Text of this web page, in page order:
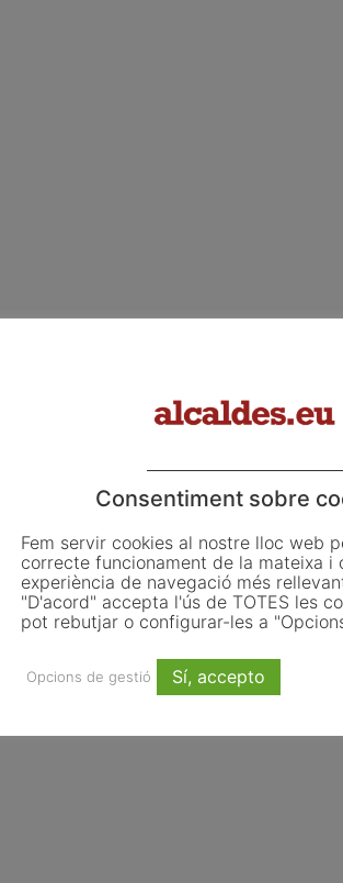
Consentiment sobre
Fem servir cookies al nostre lloc web
correcte funcionament de la mateixa i
experiència de navegació més
"D'acord" accepta l'ús de TOTES les
pot rebutjar o configurar-les a
Opcions de gestió Sí, accepto